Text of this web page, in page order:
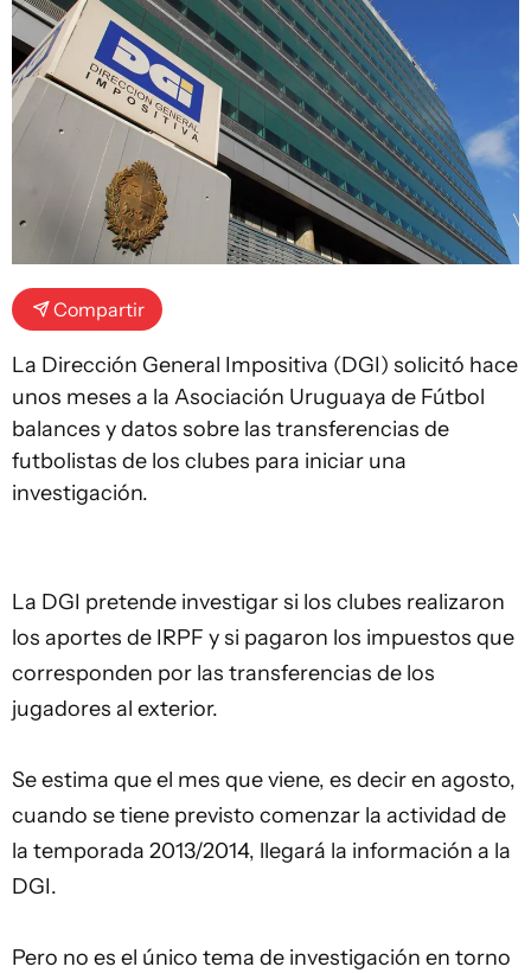
Compartir
La Dirección General Impositiva (DGI) solicitó hace
unos meses a la Asociación Uruguaya de Fútbol
balances y datos sobre las transferencias de
futbolistas de los clubes para iniciar una
investigación.
La DGI pretende investigar si los clubes realizaron
los aportes de IRPF y si pagaron los impuestos que
corresponden por las transferencias de los
jugadores al exterior.
Se estima que el mes que viene, es decir en agosto,
cuando se tiene previsto comenzar la actividad de
la temporada 2013/2014, llegará la información a la
DGI.
Pero no es el único tema de investigación en torno